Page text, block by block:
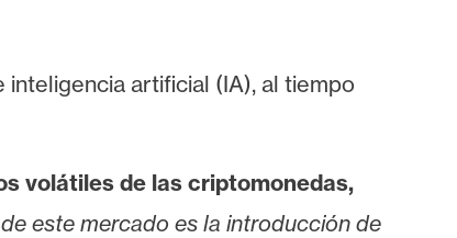
inteligencia artificial (IA), al tiempo
volátiles de las criptomonedas,
este mercado es la introducción de